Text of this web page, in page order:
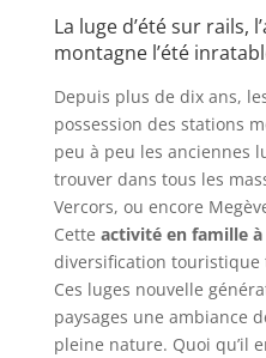
La luge d’été sur rails,
montagne l’été
Depuis plus de dix ans,
possession des stations
peu à peu les anciennes
trouver dans tous les
Vercors, ou encore
Cette activité en famille
diversification touristique
Ces luges nouvelle
paysages une ambiance
pleine nature. Quoi qu’il